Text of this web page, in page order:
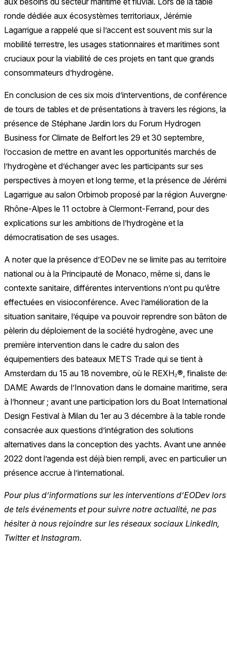
ronde dédiée aux écosystèmes territoriaux, Jérémie
Lagarrigue a rappelé que si l’accent est souvent mis sur la
mobilité terrestre, les usages stationnaires et maritimes sont
cruciaux pour la viabilité de ces projets en tant que grands
consommateurs d’hydrogène.
En conclusion de ces six mois d’interventions, de
de tours de tables et de présentations à travers les régions, la
présence de Stéphane Jardin lors du Forum Hydrogen
Business for Climate de Belfort les 29 et 30 septembre,
l’occasion de mettre en avant les opportunités marchés de
l’hydrogène et d’échanger avec les participants sur ses
perspectives à moyen et long terme, et la présence de
Lagarrigue au salon Orbimob proposé par la région
Rhône-Alpes le 11 octobre à Clermont-Ferrand, pour des
explications sur les ambitions de l’hydrogène et la
démocratisation de ses usages.
A noter que la présence d’EODev ne se limite pas au territoire
national ou à la Principauté de Monaco, même si, dans le
contexte sanitaire, différentes interventions n’ont pu qu’être
effectuées en visioconférence. Avec l’amélioration de la
situation sanitaire, l’équipe va pouvoir reprendre son bâton de
pèlerin du déploiement de la société hydrogène, avec une
première intervention dans le cadre du salon des
équipementiers des bateaux METS Trade qui se tient à
Amsterdam du 15 au 18 novembre, où le REXH₂®, finaliste
DAME Awards de l’Innovation dans le domaine maritime, sera
à l’honneur ; avant une participation lors du Boat International
Design Festival à Milan du 1er au 3 décembre à la table ronde
consacrée aux questions d’intégration des solutions
alternatives dans la conception des yachts. Avant une année
2022 dont l’agenda est déjà bien rempli, avec en particulier
présence accrue à l’international.
Pour plus d’informations sur les interventions d’EODev lors
de tels événements et pour suivre notre actualité, ne pas
hésiter à nous rejoindre sur les réseaux sociaux LinkedIn,
Twitter et Instagram.